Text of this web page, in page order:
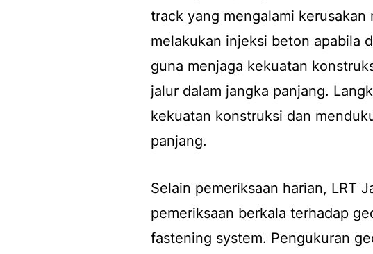
track yang mengalami
melakukan injeksi beton apabila
guna menjaga kekuatan
jalur dalam jangka panjang.
kekuatan konstruksi dan
panjang.
Selain pemeriksaan harian, LRT
pemeriksaan berkala terhadap
fastening system. Pengukuran